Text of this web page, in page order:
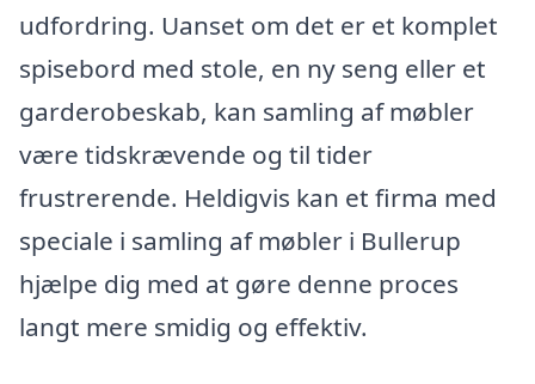
udfordring. Uanset om det er et komplet
spisebord med stole, en ny seng eller et
garderobeskab, kan samling af møbler
være tidskrævende og til tider
frustrerende. Heldigvis kan et firma med
speciale i samling af møbler i Bullerup
hjælpe dig med at gøre denne proces
langt mere smidig og effektiv.